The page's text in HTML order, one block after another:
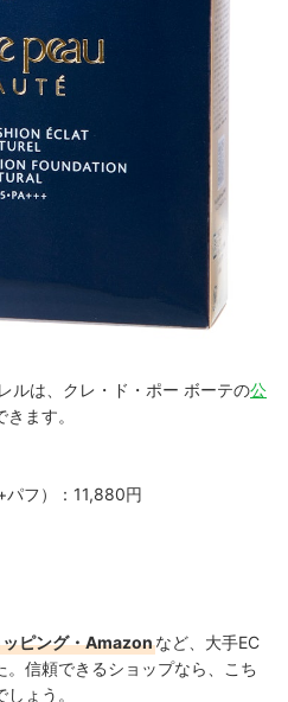
ルは、クレ・ド・ポー ボーテの公
ます。
パフ）：11,880円
ピング・Amazonなど、大手EC
信頼できるショップなら、こち
ょう。